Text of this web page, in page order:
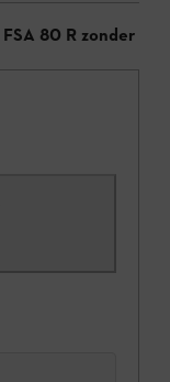
FSA 80 R zonder